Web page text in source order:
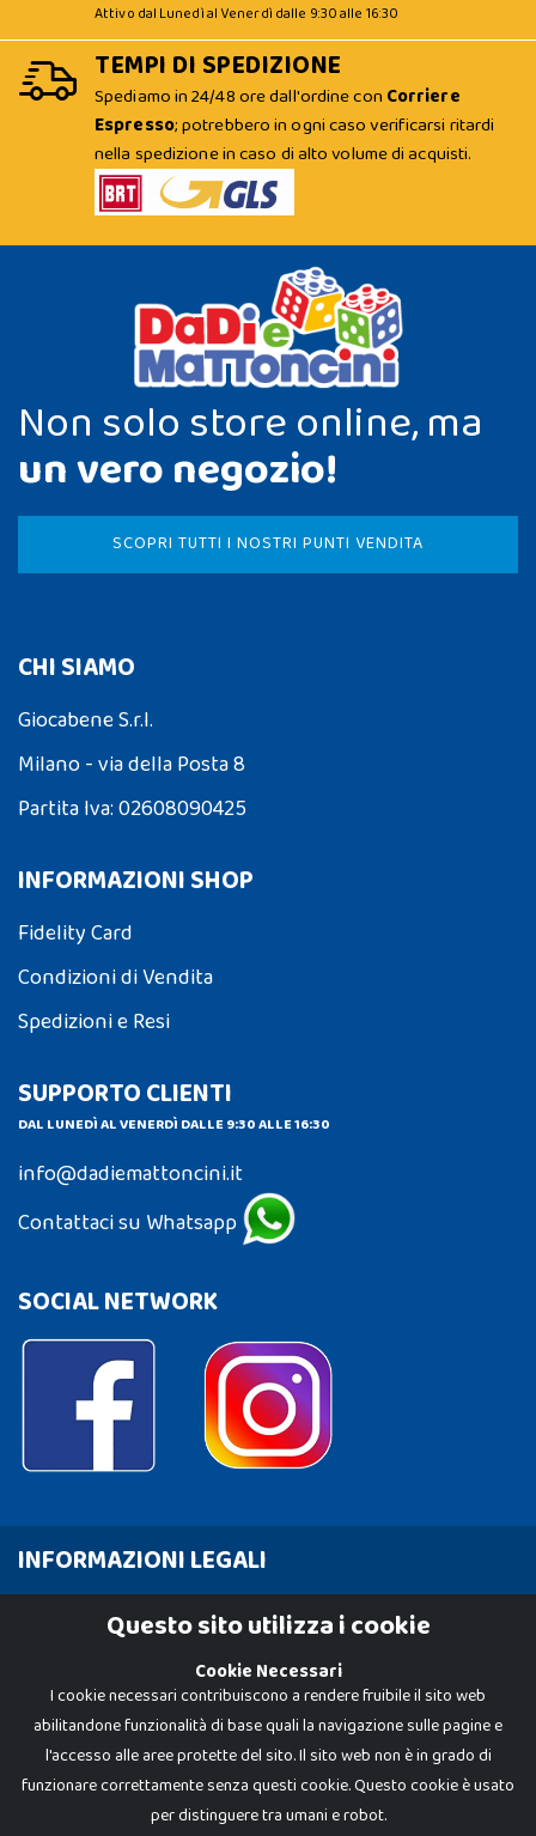
Attivo dal Lunedì al Venerdì dalle 9:30 alle 16:30
TEMPI DI SPEDIZIONE
Spediamo in 24/48 ore dall'ordine con Corriere
Espresso; potrebbero in ogni caso verificarsi ritardi
nella spedizione in caso di alto volume di acquisti.
Non solo store online, ma
un vero negozio!
SCOPRI TUTTI I NOSTRI PUNTI VENDITA
CHI SIAMO
Giocabene S.r.l.
Milano - via della Posta 8
Partita Iva: 02608090425
INFORMAZIONI SHOP
Fidelity Card
Condizioni di Vendita
Spedizioni e Resi
SUPPORTO CLIENTI
DAL LUNEDÌ AL VENERDÌ DALLE 9:30 ALLE 16:30
info@dadiemattoncini.it
Contattaci su Whatsapp
SOCIAL NETWORK
INFORMAZIONI LEGALI
Cookie PolicyQuesto sito utilizza i cookie
Cookie Necessari
I cookie necessari contribuiscono a rendere fruibile il sito web
abilitandone funzionalità di base quali la navigazione sulle pagine e
l'accesso alle aree protette del sito. Il sito web non è in grado di
funzionare correttamente senza questi cookie. Questo cookie è usato
per distinguere tra umani e robot.